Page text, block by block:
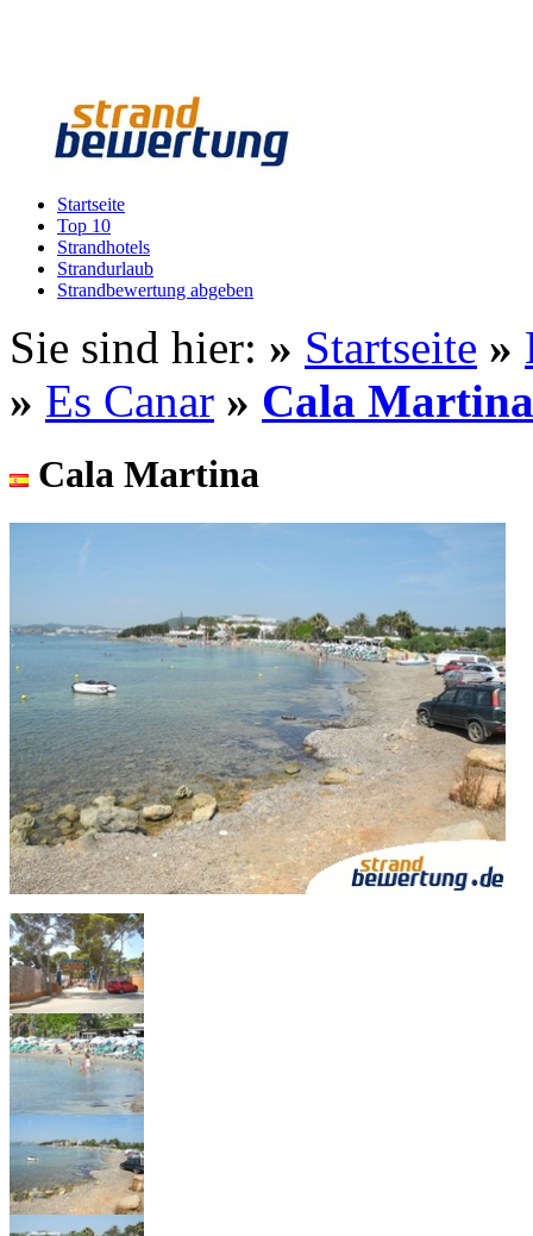
Startseite
Top 10
Strandhotels
Strandurlaub
Strandbewertung abgeben
Sie sind hier: » Startseite »
» Es Canar » Cala Martina
Cala Martina